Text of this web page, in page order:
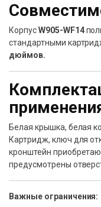
КорпусW905-WF14
стандартными
дюймов.
Белая крышка, белая
Картридж, ключ для
кронштейн
предусмотрены
Важные ограничения: